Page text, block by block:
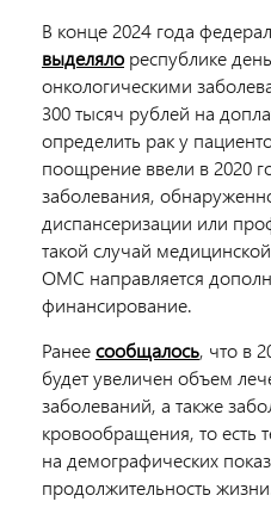
В конце 2024 года
выделяло республике
онкологическими
300 тысяч рублей на
определить рак у
поощрение ввели в 2020
заболевания,
диспансеризации или
такой случай
ОМС направляется
финансирование.
Ранеесообщалось, что в
будет увеличен объем
заболеваний, а также
кровообращения, то есть
на демографических
продолжительность